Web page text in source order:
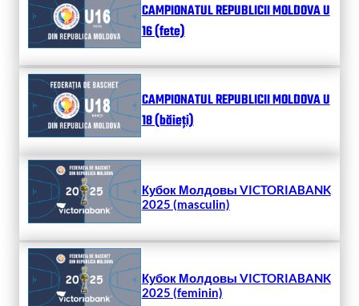
CAMPIONATUL REPUBLICII MOLDOVA U
16 (fete)
CAMPIONATUL REPUBLICII MOLDOVA U
18 (băieți)
Кубок Молдовы VICTORIABANK
2025 (masculin)
Кубок Молдовы VICTORIABANK
2025 (feminin)